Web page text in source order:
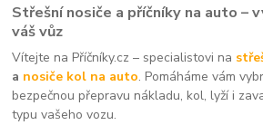
Střešní nosiče a příčníky na auto –
váš vůz
Vítejte na Příčníky.cz – specialistovi na
a nosiče kol na auto. Pomáháme vám
bezpečnou přepravu nákladu, kol, lyží i
typu vašeho vozu.